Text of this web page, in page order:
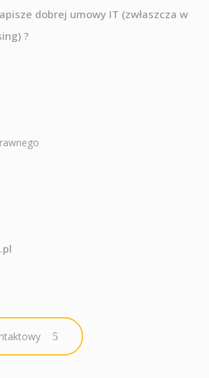
dobrej umowy IT (zwłaszcza w
?